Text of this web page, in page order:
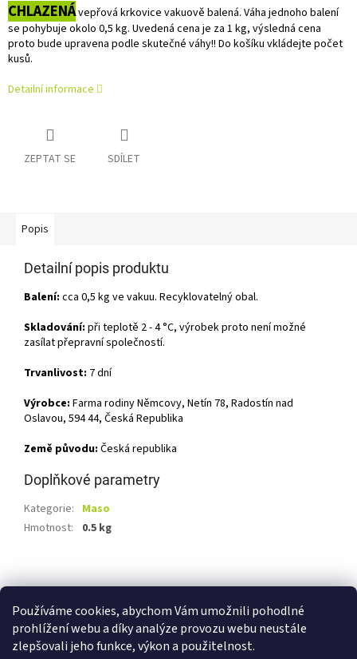
Používáme cookies, abychom Vám umožnili pohodlné
prohlížení webu a díky analýze provozu webu neustále
zlepšovali jeho funkce, výkon a použitelnost.
CHLAZENÁvepřová krkovice vakuově balená. Váha jednoho balení
se pohybuje okolo 0,5 kg. Uvedená cena je za 1 kg, výsledná cena
proto bude upravena podle skutečné váhy!! Do košíku vkládejte počet
kusů.
Detailní informace
ZEPTAT SE SDÍLET
Popis
Detailní popis produktu
Balení: cca 0,5 kg ve vakuu. Recyklovatelný obal.
Skladování: při teplotě 2 - 4 °C, výrobek proto není možné
zasílat přepravní společností.
Trvanlivost: 7 dní
Výrobce: Farma rodiny Němcovy, Netín 78, Radostín nad
Oslavou, 594 44, Česká Republika
Země původu: Česká republika
Doplňkové parametry
Kategorie: Maso
Hmotnost: 0.5 kg
á